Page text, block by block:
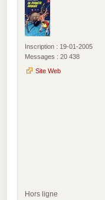
Inscription : 19-01-2005
Messages : 20 438
Site Web
Hors ligne